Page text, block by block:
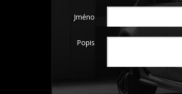
Jméno
Popis